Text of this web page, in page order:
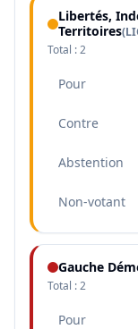
Libertés,
Territoires(
Total :2
Pour
Contre
Abstention
Non-votant
Gauche
Total :2
Pour